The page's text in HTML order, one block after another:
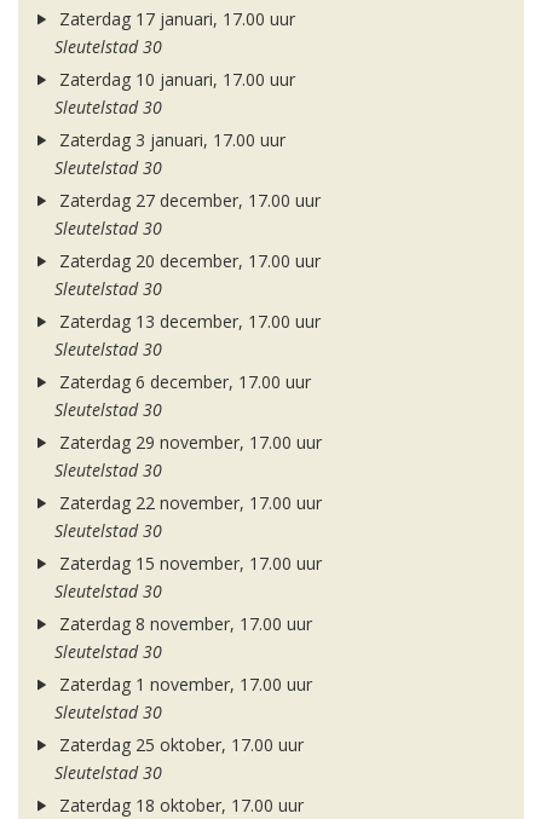
Zaterdag 17 januari, 17.00 uur
Sleutelstad 30
Zaterdag 10 januari, 17.00 uur
Sleutelstad 30
Zaterdag 3 januari, 17.00 uur
Sleutelstad 30
Zaterdag 27 december, 17.00 uur
Sleutelstad 30
Zaterdag 20 december, 17.00 uur
Sleutelstad 30
Zaterdag 13 december, 17.00 uur
Sleutelstad 30
Zaterdag 6 december, 17.00 uur
Sleutelstad 30
Zaterdag 29 november, 17.00 uur
Sleutelstad 30
Zaterdag 22 november, 17.00 uur
Sleutelstad 30
Zaterdag 15 november, 17.00 uur
Sleutelstad 30
Zaterdag 8 november, 17.00 uur
Sleutelstad 30
Zaterdag 1 november, 17.00 uur
Sleutelstad 30
Zaterdag 25 oktober, 17.00 uur
Sleutelstad 30
Zaterdag 18 oktober, 17.00 uur